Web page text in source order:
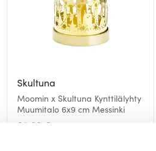
Skultuna
Moomin x Skultuna Kynttilälyhty
Muumitalo 6x9 cm Messinki
85.00 €